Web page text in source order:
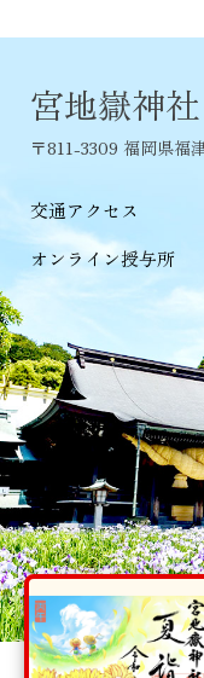
宮地嶽神社
〒811-3309 福岡県福
交通アクセス
オンライン授与所
当ホームページで掲載の